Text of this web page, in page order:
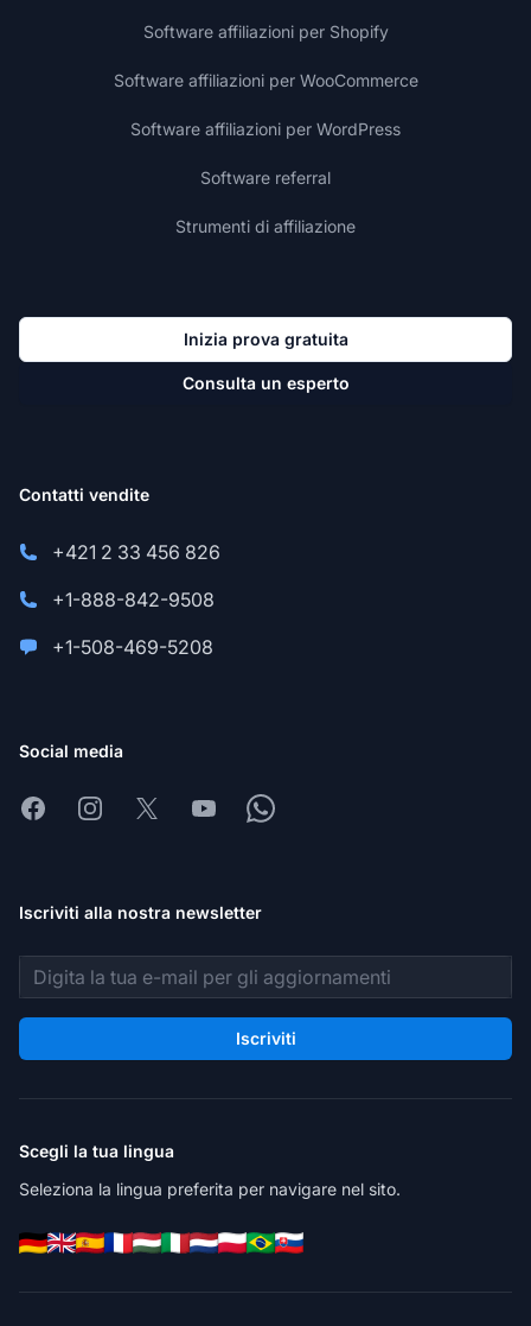
Software affiliazioni per Shopify
Software affiliazioni per WooCommerce
Software affiliazioni per WordPress
Software referral
Strumenti di affiliazione
Inizia prova gratuita
Consulta un esperto
Contatti vendite
+421 2 33 456 826
+1-888-842-9508
+1-508-469-5208
Social media
FacebookInstagram
X YoutubeWhatsapp
Iscriviti alla nostra newsletter
Indirizzo email
Iscriviti
Scegli la tua lingua
Seleziona la lingua preferita per navigare nel sito.